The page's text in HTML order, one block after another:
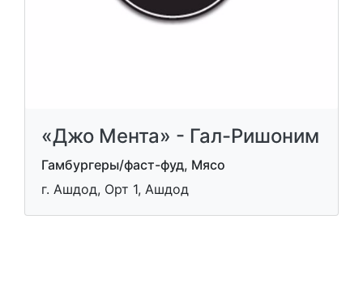
«Джо Мента» - Гал-Ришоним
Гамбургеры/фаст-фуд, Мясо
г. Ашдод, Орт 1, Ашдод